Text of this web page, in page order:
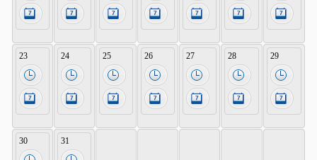
23 24 25 26 27 28 29
30 31